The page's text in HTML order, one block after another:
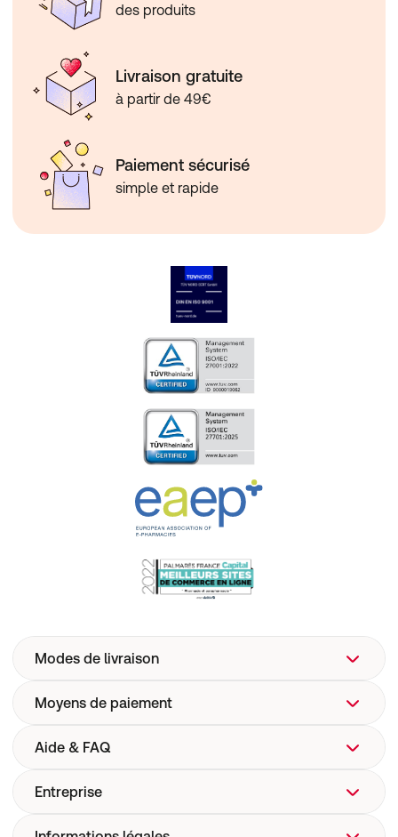
des produits
Livraison gratuite
à partir de 49€
Paiement sécurisé
simple et rapide
Modes de livraison
Moyens de paiement
Aide & FAQ
FAQ
Entreprise